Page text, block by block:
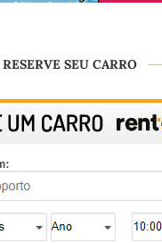
RESERVE SEU CARRO